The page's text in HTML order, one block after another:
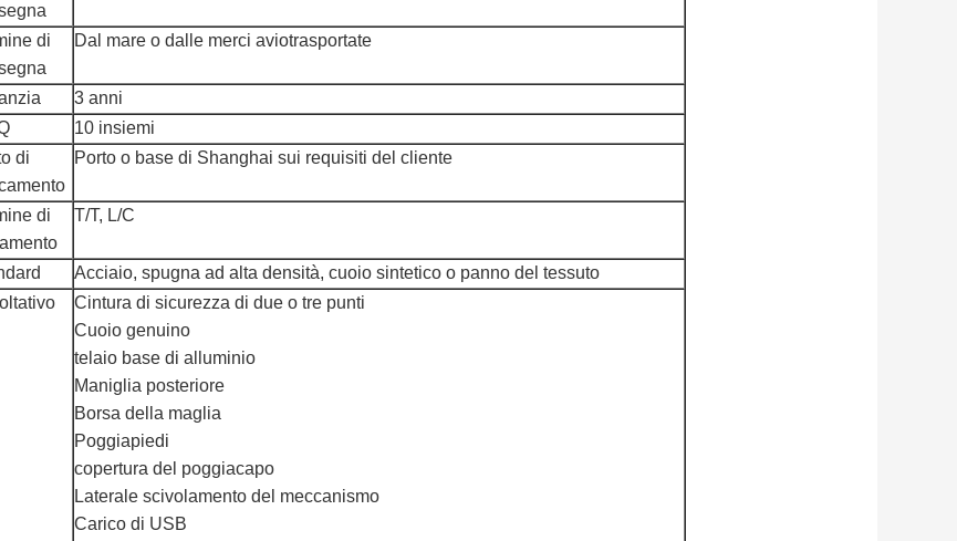
di
Dal mare o dalle merci aviotrasportate
3 anni
10 insiemi
di
Porto o base di Shanghai sui requisiti del cliente
di
T/T, L/C
Acciaio, spugna ad alta densità, cuoio sintetico o panno del tessuto
Cintura di sicurezza di due o tre punti
Cuoio genuino
telaio base di alluminio
Maniglia posteriore
Borsa della maglia
Poggiapiedi
copertura del poggiacapo
Laterale scivolamento del meccanismo
Carico di USB